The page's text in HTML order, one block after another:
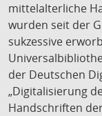
mittelalterliche
wurden seit der
sukzessive
der Deutschen
„Digitalisierung
Handschriften